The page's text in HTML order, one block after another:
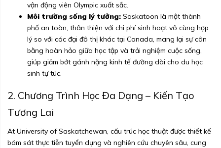
vận động viên Olympic xuất sắc.
Môi trường sống lý tưởng: Saskatoon là một thành
phố an toàn, thân thiện với chi phí sinh hoạt vô cùng hợp
lý so với các đại đô thị khác tại Canada, mang lại sự cân
bằng hoàn hảo giữa học tập và trải nghiệm cuộc sống,
giúp giảm bớt gánh nặng kinh tế đường dài cho du học
sinh tự túc.
2. Chương Trình Học Đa Dạng – Kiến Tạo
Tương Lai
At University of Saskatchewan, cấu trúc học thuật được thiết kế
bám sát thực tiễn tuyển dụng và nghiên cứu chuyên sâu, cung